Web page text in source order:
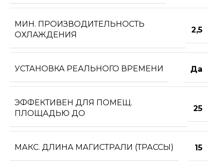
МИН. ПРОИЗВОДИТЕЛЬНОСТЬ
ОХЛАЖДЕНИЯ
2,5
УСТАНОВКА РЕАЛЬНОГО ВРЕМЕНИ Да
ЭФФЕКТИВЕН ДЛЯ ПОМЕЩ.
ПЛОЩАДЬЮ ДО
25
МАКС. ДЛИНА МАГИСТРАЛИ (ТРАССЫ) 15